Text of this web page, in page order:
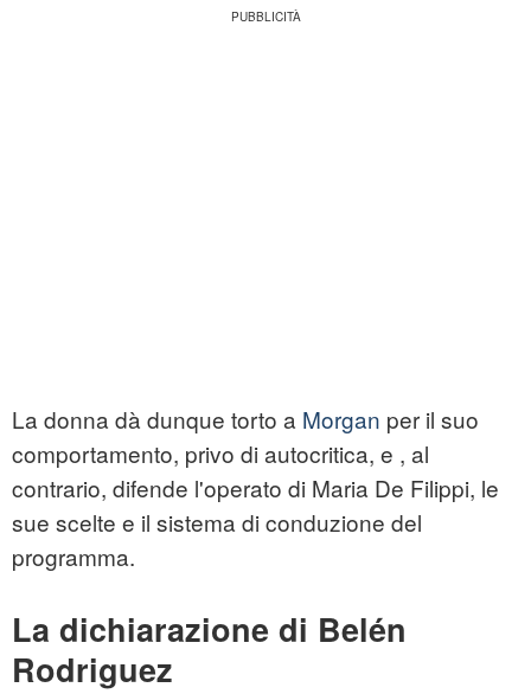
La donna dà dunque torto a Morgan per il suo
comportamento, privo di autocritica, e , al
contrario, difende l'operato di Maria De Filippi, le
sue scelte e il sistema di conduzione del
programma.
La dichiarazione di Belén
Rodriguez